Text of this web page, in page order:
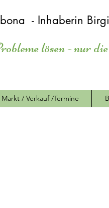
- Inhaberin
lösen - nur
Markt / Verkauf /Termine